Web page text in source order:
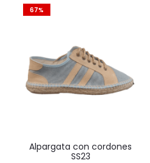
67%
Alpargata con cordones
SS23